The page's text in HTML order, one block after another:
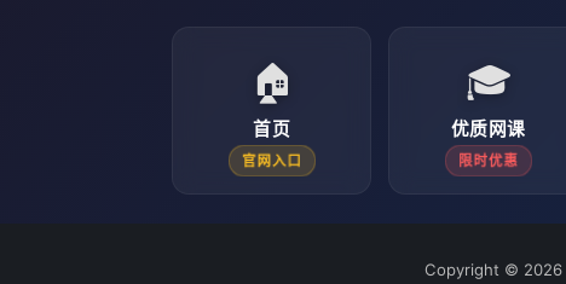
🏠
首页
官网入口
🎓
优质网课
限时优惠
Copyright © 2026